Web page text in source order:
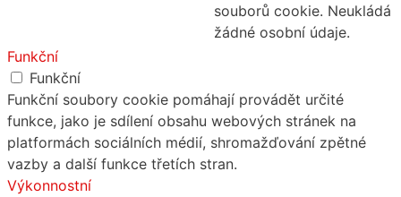
souborů cookie. Neukládá
žádné osobní údaje.
Funkční
Funkční
Funkční soubory cookie pomáhají provádět určité
funkce, jako je sdílení obsahu webových stránek na
platformách sociálních médií, shromažďování zpětné
vazby a další funkce třetích stran.
Výkonnostní